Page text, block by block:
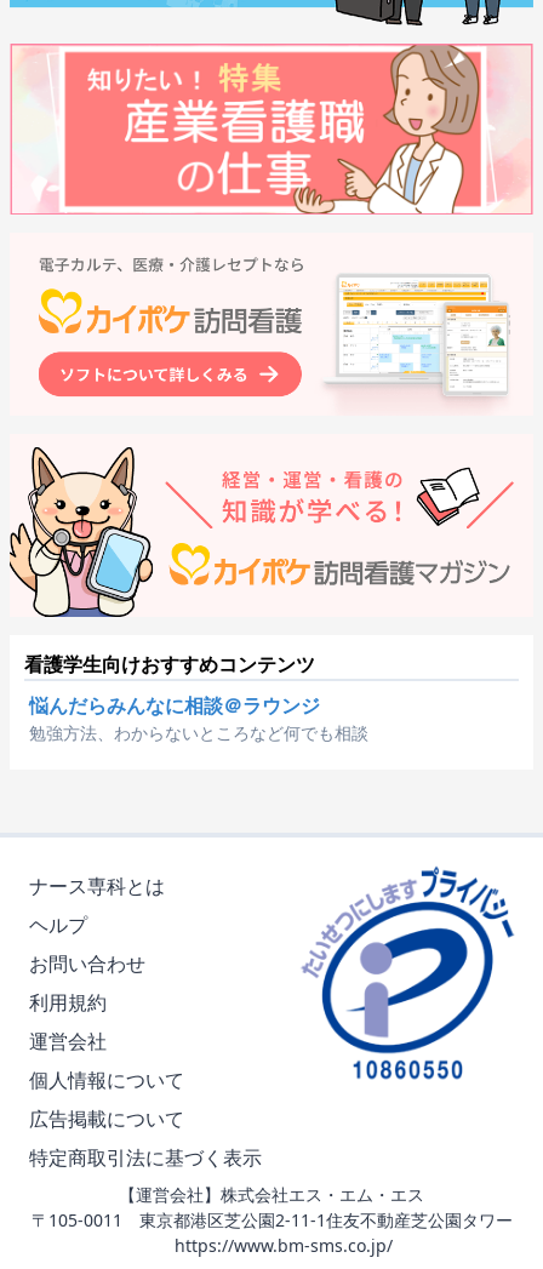
看護学生向けおすすめコンテンツ
悩んだらみんなに相談＠ラウンジ
勉強方法、わからないところなど何でも相談
ナース専科とは
ヘルプ
お問い合わせ
利用規約
運営会社
個人情報について
広告掲載について
特定商取引法に基づく表示
【運営会社】株式会社エス・エム・エス
〒105-0011 東京都港区芝公園2-11-1住友不動産芝公園タワー
https://www.bm-sms.co.jp/